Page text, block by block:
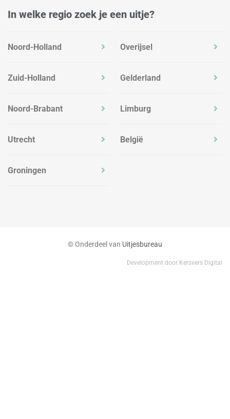
In welke regio zoek je een uitje?
Noord-Holland
Zuid-Holland
Noord-Brabant
Utrecht
Groningen
Overijsel
Gelderland
Limburg
België
© Onderdeel van Uitjesbureau
Development door Kersvers Digital